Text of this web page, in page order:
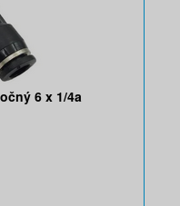
6 x 1/4a